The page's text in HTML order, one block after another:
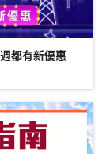
都有新優惠